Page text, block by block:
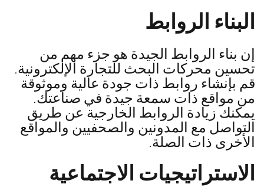
البناء الروابط
إن بناء الروابط الجيدة هو جزء مهم من
تحسين محركات البحث للتجارة الإلكترونية.
قم بإنشاء روابط ذات جودة عالية وموثوقة
من مواقع ذات سمعة جيدة في صناعتك.
يمكنك زيادة الروابط الخارجية عن طريق
التواصل مع المدونين والصحفيين والمواقع
الأخرى ذات الصلة.
الاستراتيجيات الاجتماعية